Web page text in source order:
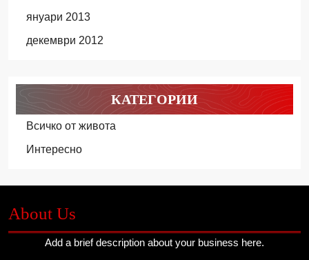
януари 2013
декември 2012
КАТЕГОРИИ
Всичко от живота
Интересно
About Us
Add a brief description about your business here.